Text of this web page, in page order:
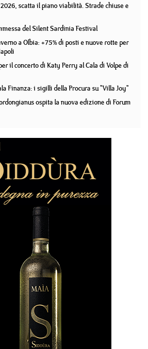
scatta il piano viabilità. Strade chiuse e
del Silent Sardinia Festival
a Olbia: +75% di posti e nuove rotte per
il concerto di Katy Perry al Cala di Volpe di
Finanza: i sigilli della Procura su "Villa Joy"
ospita la nuova edizione di Forum